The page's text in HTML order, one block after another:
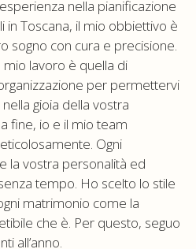
nella pianificazione
in Toscana, il mio obbiettivo è
sogno con cura e precisione.
lavoro è quella di
per permettervi
gioia della vostra
fine, io e il mio team
Ogni
la vostra personalità ed
tempo. Ho scelto lo stile
matrimonio come la
che è. Per questo, seguo
all’anno.